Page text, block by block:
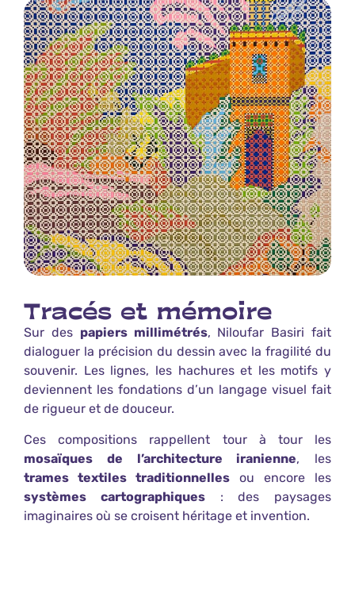
Tracés et mémoire
Sur des papiers millimétrés, Niloufar Basiri fait
dialoguer la précision du dessin avec la fragilité du
souvenir. Les lignes, les hachures et les motifs y
deviennent les fondations d’un langage visuel fait
de rigueur et de douceur.
Ces compositions rappellent tour à tour les
mosaïques de l’architecture iranienne, les
trames textiles traditionnelles ou encore les
systèmes cartographiques: des paysages
imaginaires où se croisent héritage et invention.